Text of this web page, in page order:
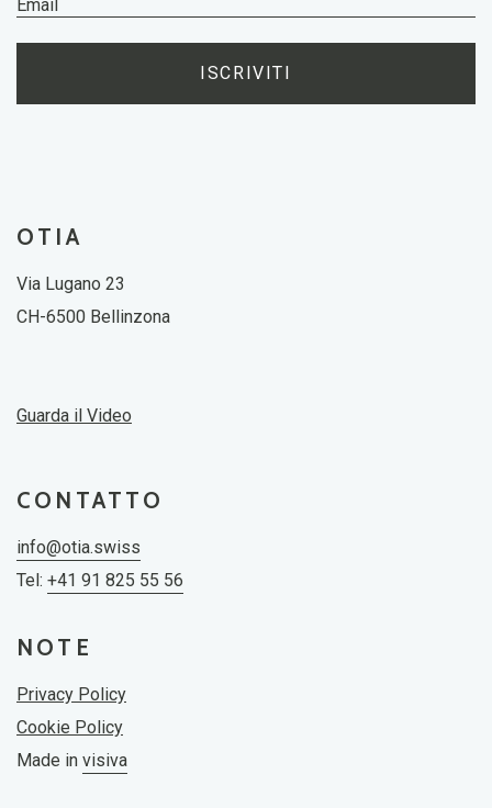
ISCRIVITI
OTIA
Via Lugano 23
CH-6500 Bellinzona
Guarda il Video
CONTATTO
info@otia.swiss
Tel: +41 91 825 55 56
NOTE
Privacy Policy
Cookie Policy
Made in visiva